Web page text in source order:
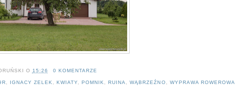
O 15:26 0 KOMENTARZE
IGNACY ZELEK ,KWIATY ,POMNIK ,RUINA ,WĄBRZEŹNO WYPRAWA ROWEROWA